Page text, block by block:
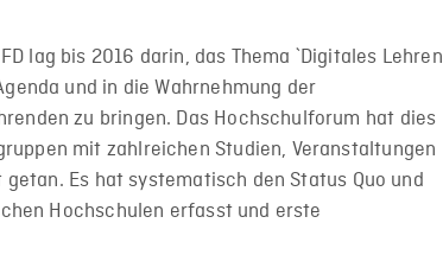
lag bis 2016 darin, das Thema `Digitales Lehren
und in die Wahrnehmung der
zu bringen. Das Hochschulforum hat dies
mit zahlreichen Studien, Veranstaltungen
Es hat systematisch den Status Quo und
Hochschulen erfasst und erste